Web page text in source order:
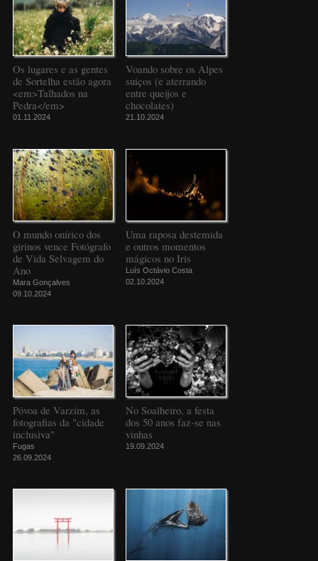
Os lugares e as gentes
de Sortelha estão agora
<em>Talhados na
Pedra</em>
01.11.2024
Voando sobre os Alpes
suíços (e aterrando
entre queijos e
chocolates)
21.10.2024
O mundo onírico dos
girinos vence Fotógrafo
de Vida Selvagem do
Ano
Mara Gonçalves
09.10.2024
Uma raposa destemida
e outros momentos
mágicos no Iris
Luís Octávio Costa
02.10.2024
Póvoa de Varzim, as
fotografias da "cidade
inclusiva"
Fugas
26.09.2024
No Soalheiro, a festa
dos 50 anos faz-se nas
vinhas
19.09.2024